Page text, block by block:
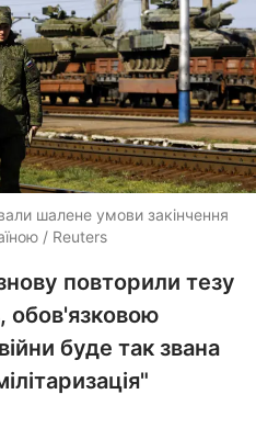
шалене умови закінчення
/ Reuters
повторили тезу
обов'язковою
буде так звана